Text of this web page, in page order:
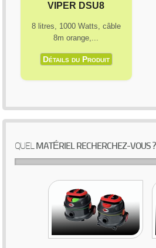
VIPER DSU8
8 litres, 1000 Watts, câble
8m orange,...
Détails du Produit
QUELMATÉRIEL RECHERCHEZ-VOUS ?